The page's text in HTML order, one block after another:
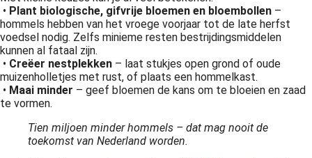
• Plant biologische, gifvrije bloemen en bloembollen –
hommels hebben van het vroege voorjaar tot de late herfst
voedsel nodig. Zelfs minieme resten bestrijdingsmiddelen
kunnen al fataal zijn.
• Creëer nestplekken – laat stukjes open grond of oude
muizenholletjes met rust, of plaats een hommelkast.
• Maai minder – geef bloemen de kans om te bloeien en zaad
te vormen.
Tien miljoen minder hommels – dat mag nooit de
toekomst van Nederland worden.